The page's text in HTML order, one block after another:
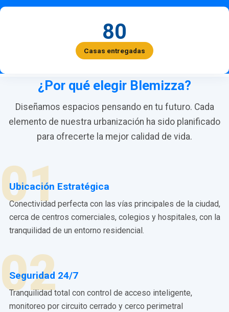
80
Casas entregadas
¿Por qué elegir Blemizza?
Diseñamos espacios pensando en tu futuro. Cada
elemento de nuestra urbanización ha sido planificado
para ofrecerte la mejor calidad de vida.
01
Ubicación Estratégica
Conectividad perfecta con las vías principales de la ciudad,
cerca de centros comerciales, colegios y hospitales, con la
tranquilidad de un entorno residencial.
02
Seguridad 24/7
Tranquilidad total con control de acceso inteligente,
monitoreo por circuito cerrado y cerco perimetral